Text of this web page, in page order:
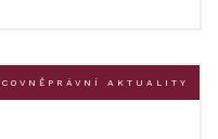
AKTUALITY